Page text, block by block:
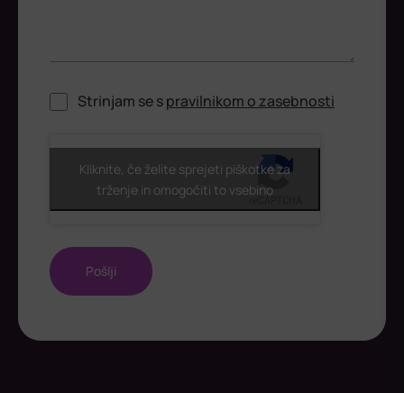
Strinjam se spravilnikom o zasebnosti
ReCaptcha
Kliknite, če želite sprejeti piškotke za
trženje in omogočiti to vsebino